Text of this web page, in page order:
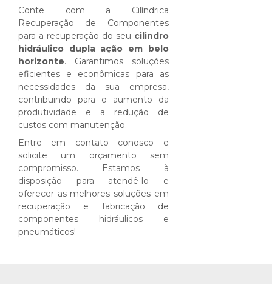
Conte com a Cilíndrica
Recuperação de Componentes
para a recuperação do seu cilindro
hidráulico dupla ação em belo
horizonte. Garantimos soluções
eficientes e econômicas para as
necessidades da sua empresa,
contribuindo para o aumento da
produtividade e a redução de
custos com manutenção.
Entre em contato conosco e
solicite um orçamento sem
compromisso. Estamos à
disposição para atendê-lo e
oferecer as melhores soluções em
recuperação e fabricação de
componentes hidráulicos e
pneumáticos!